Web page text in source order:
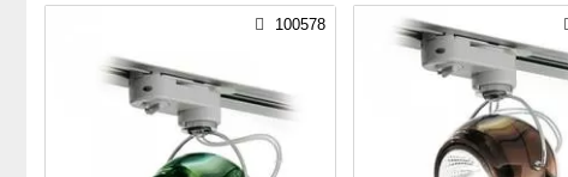
100578